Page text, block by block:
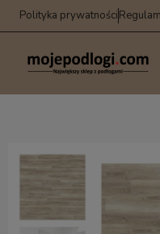
Polityka prywatności